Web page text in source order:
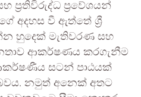
ප්‍රතිවිරුද්ධ ප්‍රවේශයන්
අදහස වී ඇත්තේ ශ්‍රී
හුදෙක් මැතිවරණ සහ
ආකර්ෂණය කරගැනීම
සටන් පාඨයක්
නමුත් අනෙක් අතට